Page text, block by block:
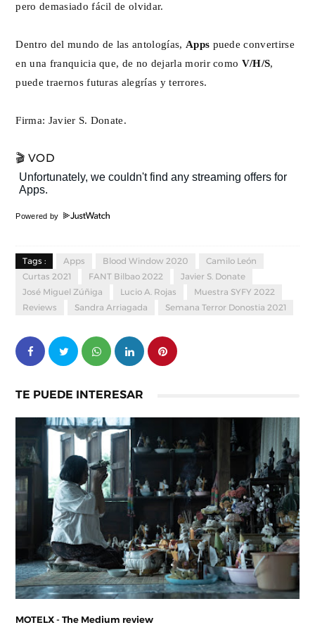
pero demasiado fácil de olvidar.
Dentro del mundo de las antologías, Apps puede convertirse
en una franquicia que, de no dejarla morir como V/H/S
puede traernos futuras alegrías y terrores.
Firma: Javier S. Donate.
🎬 VOD
Powered by
Tags : Apps Blood Window 2020
Camilo León
Curtas 2021
FANT Bilbao 2022
Javier S. Donate
José Miguel Zúñiga
Lucio A. Rojas
Muestra SYFY 2022
Reviews
Sandra Arriagada Semana Terror Donostia 2021
TE PUEDE INTERESAR
MOTELX - The Medium review